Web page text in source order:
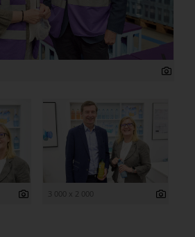
3 000 x 2 000